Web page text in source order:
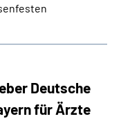
Deutsche
für Ärzte